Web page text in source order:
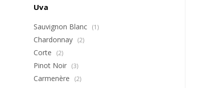
Uva
Sauvignon Blanc (1)
Chardonnay (2)
Corte (2)
Pinot Noir (3)
Carmenère (2)